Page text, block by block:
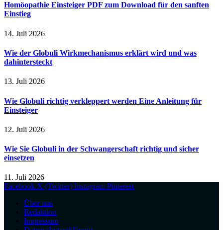
Homöopathie Einsteiger PDF zum Download für den sanften
Einstieg
14. Juli 2026
Wie der Globuli Wirkmechanismus erklärt wird und was
dahintersteckt
13. Juli 2026
Wie Globuli richtig verkleppert werden Eine Anleitung für
Einsteiger
12. Juli 2026
Wie Sie Globuli in der Schwangerschaft richtig und sicher
einsetzen
11. Juli 2026
Facebook X (Twitter) Instagram Pinterest
Über uns
Redaktion
Impressum